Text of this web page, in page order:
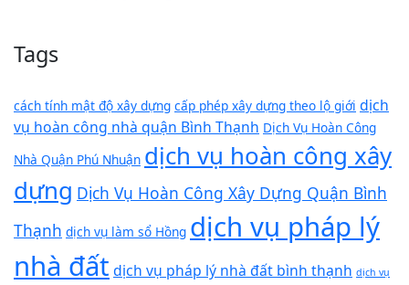
Tags
cách tính mật độ xây dựng cấp phép xây dựng theo lộ giới dịch
vụ hoàn công nhà quận Bình Thạnh Dịch Vụ Hoàn Công
Nhà Quận Phú Nhuận dịch vụ hoàn công xây
dựng Dịch Vụ Hoàn Công Xây Dựng Quận Bình
Thạnh dịch vụ làm sổ Hồng dịch vụ pháp lý
nhà đất dịch vụ pháp lý nhà đất bình thạnh dịch vụ